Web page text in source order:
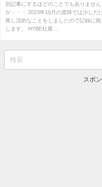
別記事にするほどのことでもありません
が・・・ 2023年10月の渡韓では少しだ
推し活的なことをしましたので記録に残
します。 HYBE社屋 ...
スポ